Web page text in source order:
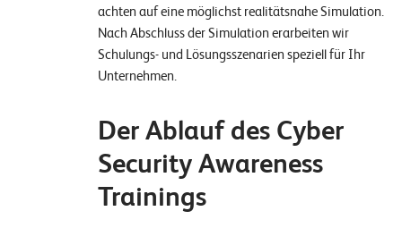
achten auf eine möglichst realitätsnahe Simulation.
Nach Abschluss der Simulation erarbeiten wir
Schulungs- und Lösungsszenarien speziell für Ihr
Unternehmen.
Der Ablauf des Cyber
Security Awareness
Trainings